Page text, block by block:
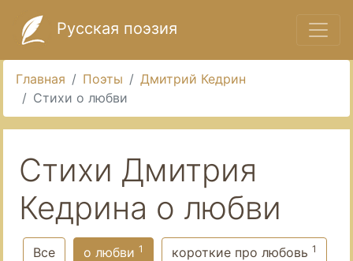
Русская поэзия
Главная Поэты
Дмитрий Кедрин
Стихи о любви
Стихи Дмитрия
Кедрина о любви
Все о любви 1 короткие про любовь 1